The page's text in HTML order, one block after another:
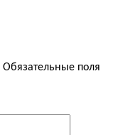
Обязательные поля